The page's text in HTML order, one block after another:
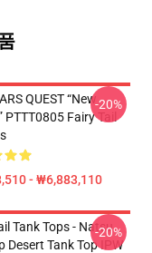
QUEST “New
PTTT0805 Fairy Tail
- ₩6,883,110
-20%
Tank Tops - Natsu
Desert Tank Top IPW
-20%